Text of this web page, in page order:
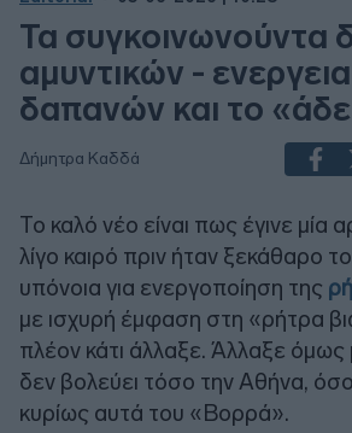
Τα συγκοινωνούντα
αμυντικών -
δαπανών και το
Δήμητρα Καδδά
Το καλό νέο είναι πως έγινε μία
λίγο καιρό πριν ήταν ξεκάθαρο
υπόνοια για ενεργοποίηση της
με ισχυρή έμφαση στη «ρήτρα
πλέον κάτι άλλαξε. Άλλαξε
δεν βολεύει τόσο την Αθήνα,
κυρίως αυτά του «Βορρά».